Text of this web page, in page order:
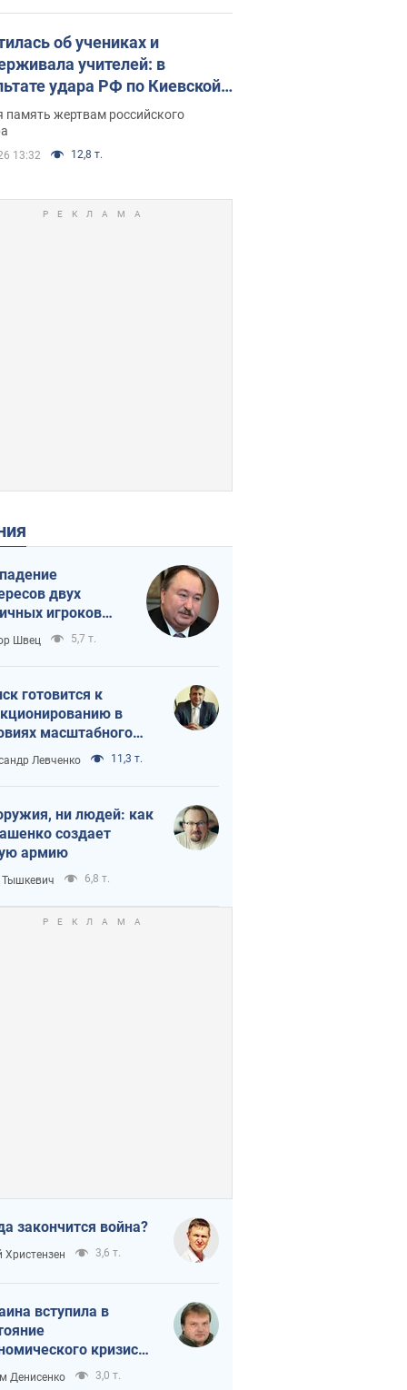
об учениках и
учителей: в
удара РФ по Киевской
погибли директор
лицея, её муж и внук
память жертвам российского
13:32 12,8 т.
двух
игроков
тайный план
и Путина?
Швец 5,7 т.
готовится к
в
масштабного
кризиса
Левченко 11,3 т.
ни людей: как
создает
армию
Тышкевич 6,8 т.
закончится война?
Христензен 3,6 т.
вступила в
кризиса.
ли свет в конце
Денисенко 3,0 т.